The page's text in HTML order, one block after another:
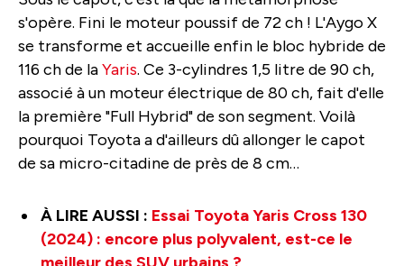
s'opère. Fini le moteur poussif de 72 ch ! L'Aygo X
se transforme et accueille enfin le bloc hybride de
116 ch de laYaris. Ce 3-cylindres 1,5 litre de 90 ch,
associé à un moteur électrique de 80 ch, fait d'elle
la première "Full Hybrid" de son segment. Voilà
pourquoi Toyota a d'ailleurs dû allonger le capot
de sa micro-citadine de près de 8 cm…
À LIRE AUSSI : Essai Toyota Yaris Cross 130
(2024) : encore plus polyvalent, est-ce le